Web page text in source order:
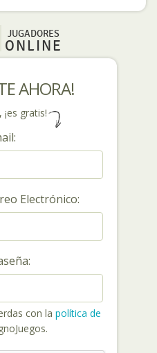
JUGADORES
ONLINE
AHORA!
gratis!
Electrónico:
con la política de